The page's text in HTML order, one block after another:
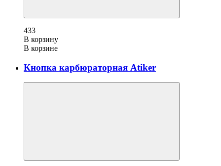
433
В корзину
В корзине
Кнопка карбюраторная Atiker